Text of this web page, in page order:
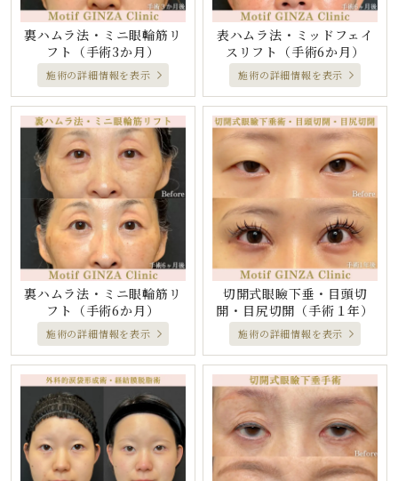
裏ハムラ法・ミニ眼輪筋リ
フト
（手術3か月）
施術の詳細情報を表示
表ハムラ法・ミッドフェイ
スリフト
（手術6か月）
施術の詳細情報を表示
裏ハムラ法・ミニ眼輪筋リ
フト
（手術6か月）
施術の詳細情報を表示
切開式眼瞼下垂・目頭切
開・目尻切開 （手術１年）
施術の詳細情報を表示